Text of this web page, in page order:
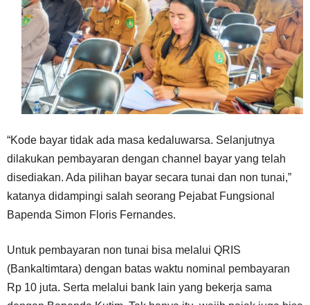
“Kode bayar tidak ada masa kedaluwarsa. Selanjutnya
dilakukan pembayaran dengan channel bayar yang telah
disediakan. Ada pilihan bayar secara tunai dan non tunai,”
katanya didampingi salah seorang Pejabat Fungsional
Bapenda Simon Floris Fernandes.
Untuk pembayaran non tunai bisa melalui QRIS
(Bankaltimtara) dengan batas waktu nominal pembayaran
Rp 10 juta. Serta melalui bank lain yang bekerja sama